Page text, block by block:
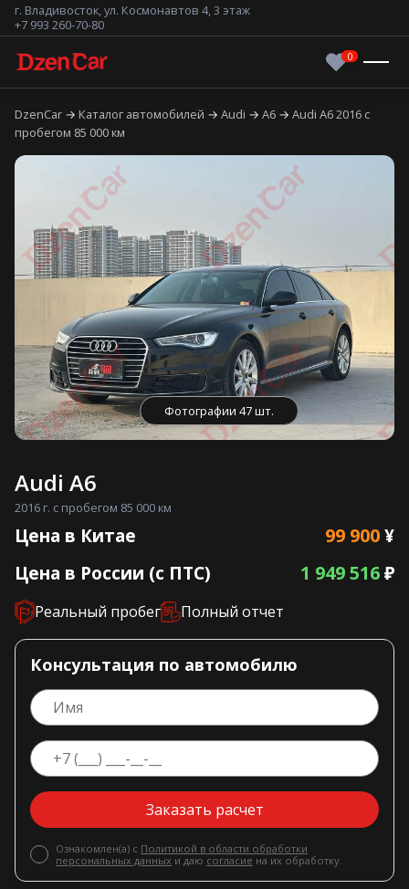
г. Владивосток, ул. Космонавтов 4, 3 этаж
+7 993 260-70-80
DzenCar Каталог автомобилей Audi A6
Audi A6 2016 с
пробегом 85 000 км
Фотографии 47 шт.
Audi A6
2016 г. с пробегом 85 000 км
Цена в Китае 99 900¥
Цена в России (с ПТС)
1 949 516₽
Реальный пробег Полный отчет
Консультация по автомобилю
Заказать расчет
Ознакомлен(а) с Политикой в области обработки
персональных данных и даю согласие на их обработку.